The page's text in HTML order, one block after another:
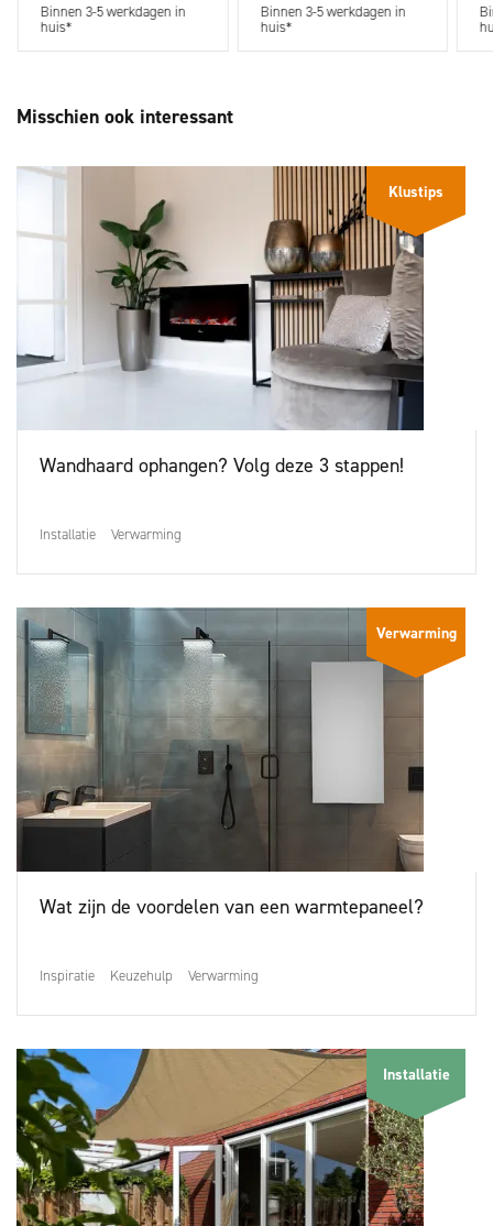
Binnen 3-5 werkdagen in
huis*
Binnen 3-5 werkdagen in
huis*
Misschien ook interessant
Klustips
Wandhaard ophangen? Volg deze 3 stappen!
Installatie Verwarming
Verwarming
Wat zijn de voordelen van een warmtepaneel?
Inspiratie Keuzehulp Verwarming
Installatie